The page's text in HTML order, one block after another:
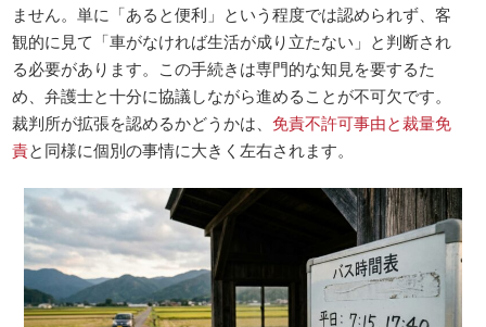
ません。単に「あると便利」という程度では認められず、客
観的に見て「車がなければ生活が成り立たない」と判断され
る必要があります。この手続きは専門的な知見を要するた
め、弁護士と十分に協議しながら進めることが不可欠です。
裁判所が拡張を認めるかどうかは、免責不許可事由と裁量免
責と同様に個別の事情に大きく左右されます。